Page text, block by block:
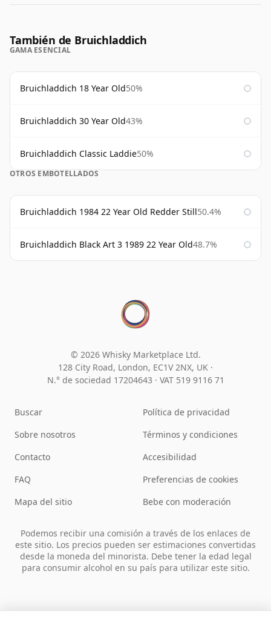
También de Bruichladdich
GAMA ESENCIAL
Bruichladdich 18 Year Old50%
Bruichladdich 30 Year Old43%
Bruichladdich Classic Laddie50%
OTROS EMBOTELLADOS
Bruichladdich 1984 22 Year Old Redder Still50.4%
Bruichladdich Black Art 3 1989 22 Year Old48.7%
© 2026 Whisky Marketplace Ltd.
128 City Road, London, EC1V 2NX, UK ·
N.° de sociedad 17204643 · VAT 519 9116 71
Buscar
Sobre nosotros
Contacto
FAQ
Mapa del sitio
Política de privacidad
Términos y condiciones
Accesibilidad
Preferencias de cookies
Bebe con moderación
Podemos recibir una comisión a través de los enlaces de
este sitio. Los precios pueden ser estimaciones convertidas
desde la moneda del minorista. Debe tener la edad legal
para consumir alcohol en su país para utilizar este sitio.